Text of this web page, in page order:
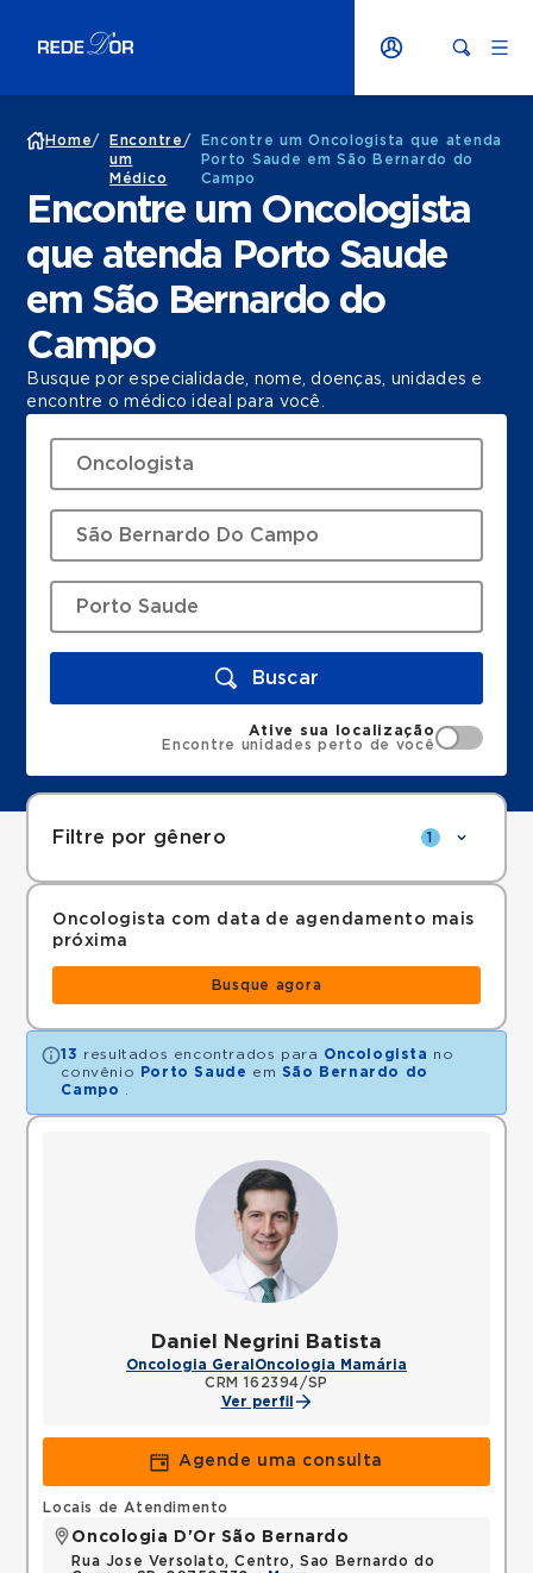
Home/
Encontre
um
Médico
/
Encontre um Oncologista que atenda
Porto Saude em São Bernardo do
Campo
Encontre um Oncologista
que atenda Porto Saude
em São Bernardo do
Campo
Busque por especialidade, nome, doenças, unidades e
encontre o médico ideal para você.
Buscar
Ative sua localização
Encontre unidades perto de você
Filtre por gênero 1
Oncologista com data de agendamento mais
próxima
Busque agora
13 resultados encontrados para Oncologista no
convênio
Porto Saude em São Bernardo do
Campo
Daniel Negrini Batista
Oncologia Geral Oncologia Mamária
CRM 162394/SP
Ver perfil
Agende uma consulta
Locais de Atendimento
Oncologia D'Or São Bernardo
Rua Jose Versolato, Centro, Sao Bernardo do